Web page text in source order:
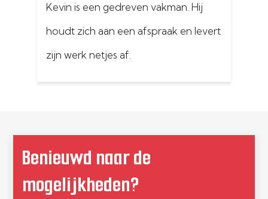
Kevin is een gedreven vakman. Hij
houdt zich aan een afspraak en levert
zijn werk netjes af.
Benieuwd naar de
mogelijkheden?